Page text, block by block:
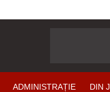
ADMINISTRAȚIE DIN